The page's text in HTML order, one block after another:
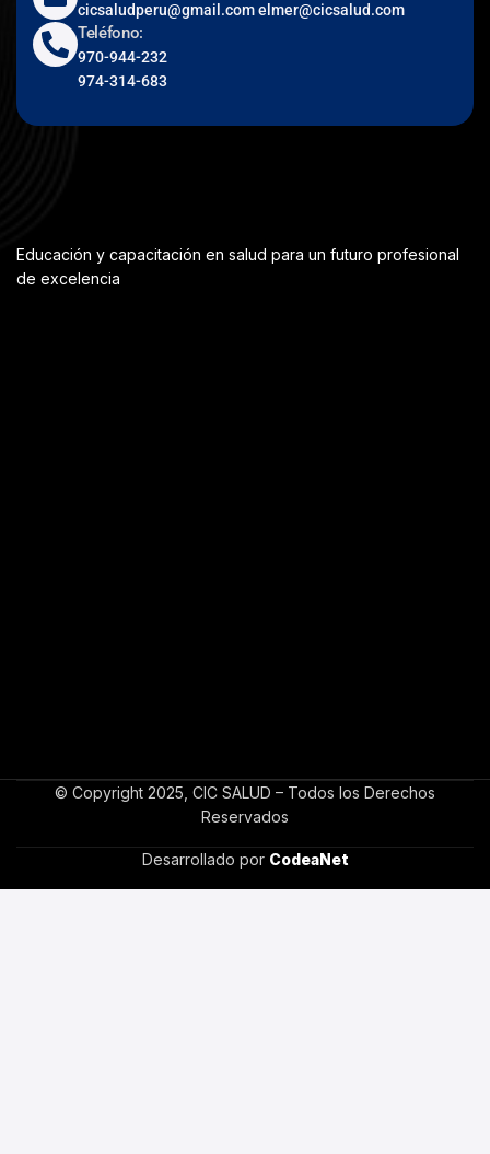
cicsaludperu@gmail.com elmer@cicsalud.com
Teléfono:
970-944-232
974-314-683
Educación y capacitación en salud para un futuro profesional
de excelencia
© Copyright 2025, CIC SALUD – Todos los Derechos
Reservados
Desarrollado por CodeaNet